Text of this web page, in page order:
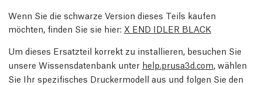
Wenn Sie die schwarze Version dieses Teils kaufen
möchten, finden Sie sie hier: X END IDLER BLACK
Um dieses Ersatzteil korrekt zu installieren, besuchen Sie
unsere Wissensdatenbank unter help.prusa3d.com, wählen
Sie Ihr spezifisches Druckermodell aus und folgen Sie den